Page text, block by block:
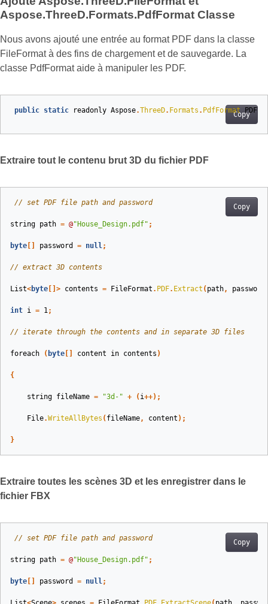
Aspose.ThreeD.Formats.PdfFormat Classe
Nous avons ajouté une entrée au format PDF dans la classe
FileFormat à des fins de chargement et de sauvegarde. La
classe PdfFormat aide à manipuler les PDF.
Copy
public static readonly Aspose.ThreeD. Formats . PdfFormat PDF
Extraire tout le contenu brut 3D du fichier PDF
Copy
// set PDF file path and password
string path = @"House_Design.pdf" ;
byte password = null;
// extract 3D contents
List<byte []> contents = FileFormat . PDF. Extract ( path, password
int i = 1;
// iterate through the contents and in separate 3D files
foreach ( byte content in contents )
{
string fileName = "3d-" + ( i++);
File.WriteAllBytes ( fileName, content );
}
Extraire toutes les scènes 3D et les enregistrer dans le
fichier FBX
Copy
// set PDF file path and password
string path = @"House_Design.pdf" ;
byte password = null;